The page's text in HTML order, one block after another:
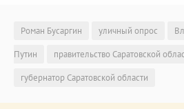
Роман Бусаргин уличный опрос
Путин
правительство Саратовской
губернатор Саратовской области